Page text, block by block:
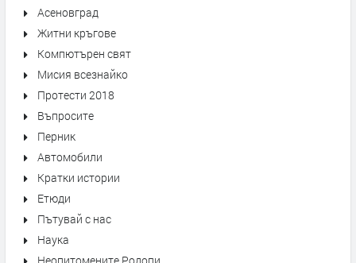
Асеновград
Житни кръгове
Компютърен свят
Мисия всезнайко
Протести 2018
Въпросите
Перник
Автомобили
Кратки истории
Етюди
Пътувай с нас
Наука